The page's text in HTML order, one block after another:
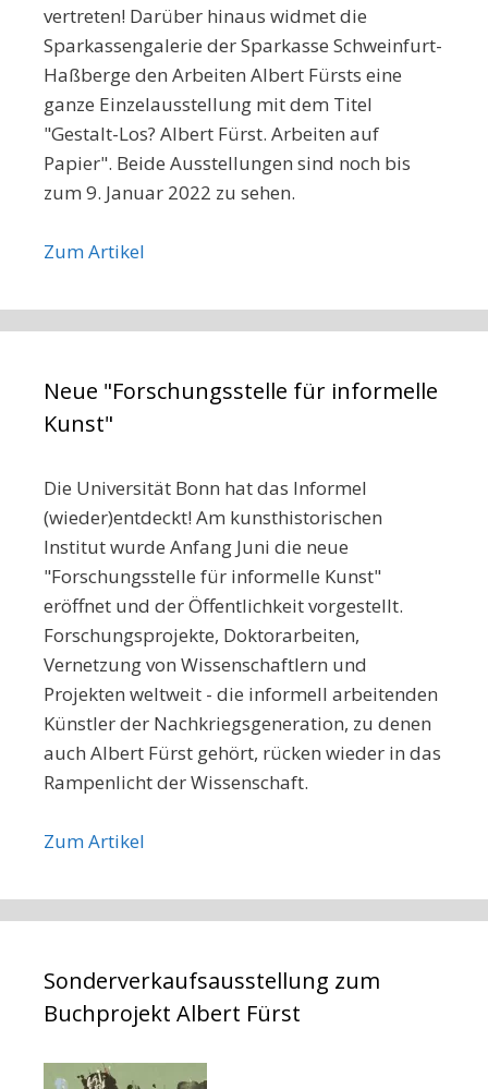
vertreten! Darüber hinaus widmet die
Sparkassengalerie der Sparkasse Schweinfurt-
Haßberge den Arbeiten Albert Fürsts eine
ganze Einzelausstellung mit dem Titel
"Gestalt-Los? Albert Fürst. Arbeiten auf
Papier". Beide Ausstellungen sind noch bis
zum 9. Januar 2022 zu sehen.
Zum Artikel
Neue "Forschungsstelle für informelle
Kunst"
Die Universität Bonn hat das Informel
(wieder)entdeckt! Am kunsthistorischen
Institut wurde Anfang Juni die neue
"Forschungsstelle für informelle Kunst"
eröffnet und der Öffentlichkeit vorgestellt.
Forschungsprojekte, Doktorarbeiten,
Vernetzung von Wissenschaftlern und
Projekten weltweit - die informell arbeitenden
Künstler der Nachkriegsgeneration, zu denen
auch Albert Fürst gehört, rücken wieder in das
Rampenlicht der Wissenschaft.
Zum Artikel
Sonderverkaufsausstellung zum
Buchprojekt Albert Fürst